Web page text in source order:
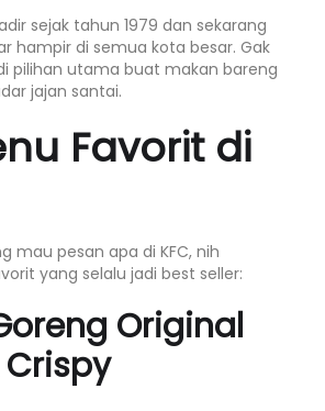
sejak tahun 1979 dan sekarang
hampir di semua kota besar. Gak
pilihan utama buat makan bareng
jajan santai.
Favorit di
mau pesan apa di KFC, nih
yang selalu jadi best seller:
Original
Crispy